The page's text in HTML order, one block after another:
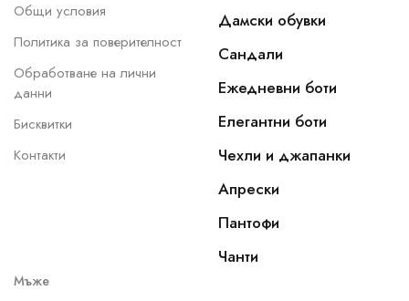
Общи условия
Политика за поверителност
Обработване на лични
данни
Бисквитки
Контакти
Дамски обувки
Сандали
Ежедневни боти
Елегантни боти
Чехли и джапанки
Апрески
Пантофи
Чанти
Мъже